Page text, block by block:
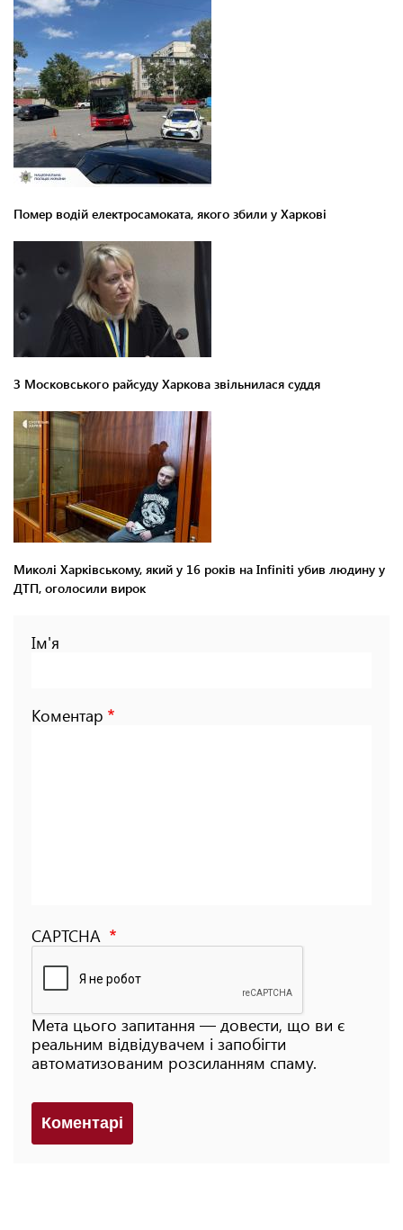
Помер водій електросамоката, якого збили у Харкові
З Московського райсуду Харкова звільнилася суддя
Миколі Харківському, який у 16 років на Infiniti убив людину у
ДТП, оголосили вирок
Ім'я
Коментар
CAPTCHA
Мета цього запитання — довести, що ви є
реальним відвідувачем і запобігти
автоматизованим розсиланням спаму.
Коментарi